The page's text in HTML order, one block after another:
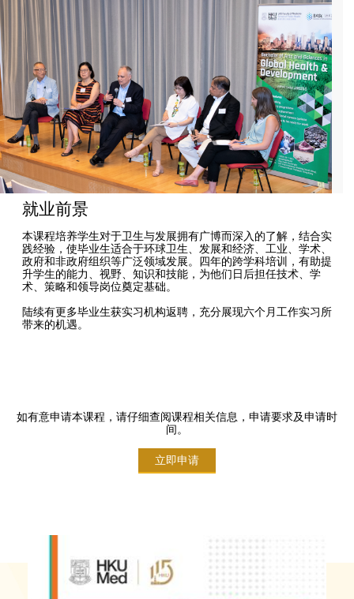
就业前景
本课程培养学生对于卫生与发展拥有广博而深入的了解，结合实
践经验，使毕业生适合于环球卫生、发展和经济、工业、学术、
政府和非政府组织等广泛领域发展。四年的跨学科培训，有助提
升学生的能力、视野、知识和技能，为他们日后担任技术、学
术、策略和领导岗位奠定基础。
陆续有更多毕业生获实习机构返聘，充分展现六个月工作实习所
带来的机遇。
如有意申请本课程，请仔细查阅课程相关信息，申请要求及申请时
间。
立即申请